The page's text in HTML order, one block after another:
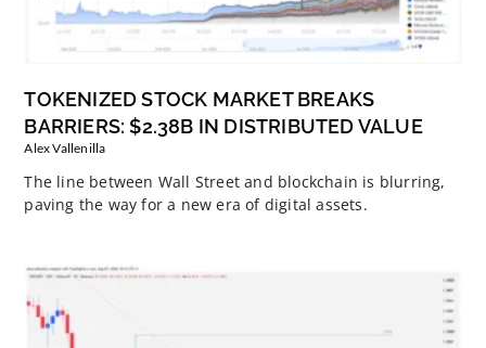
TOKENIZED STOCK MARKET BREAKS
BARRIERS: $2.38B IN DISTRIBUTED VALUE
Alex Vallenilla
The line between Wall Street and blockchain is blurring,
paving the way for a new era of digital assets.